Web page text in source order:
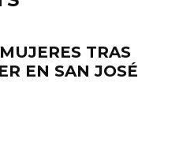
TRAS
EN SAN JOSÉ